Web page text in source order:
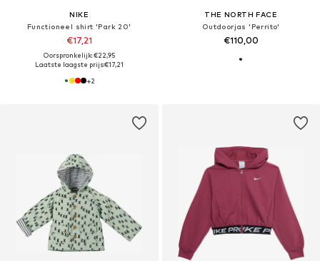
NIKE
Functioneel shirt 'Park 20'
€17,21
Oorspronkelijk: €22,95
Laatste laagste prijs:€17,21
+2
THE NORTH FACE
Outdoorjas 'Perrito'
€110,00